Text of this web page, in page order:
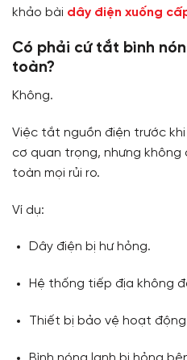
khảo bài dây điện xuống
Có phải cứ tắt bình
toàn?
Không.
Việc tắt nguồn điện trước
cơ quan trọng, nhưng không
toàn mọi rủi ro.
Ví dụ:
Dây điện bị hư hỏng.
Hệ thống tiếp địa không
Thiết bị bảo vệ hoạt